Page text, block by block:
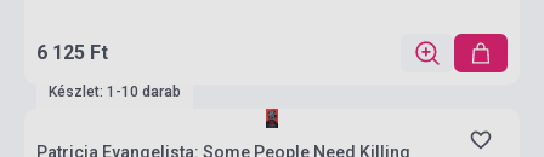
6 125 Ft
Készlet: 1-10 darab
Patricia Evangelista: Some People Need Killing